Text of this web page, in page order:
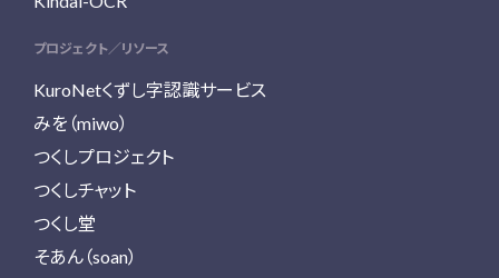
プロジェクト／リソース
KuroNetくずし字認識サービス
みを（miwo）
つくしプロジェクト
つくしチャット
つくし堂
そあん（soan）